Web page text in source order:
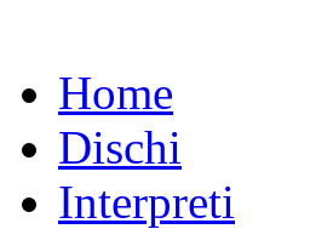
Home
Dischi
Interpreti